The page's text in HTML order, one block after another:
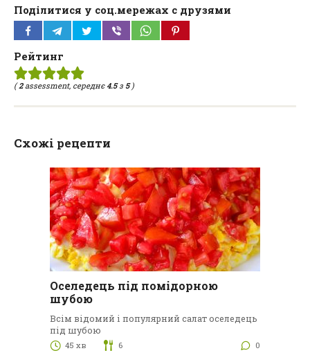
Поділитися у соц.мережах с друзями
Рейтинг
(2assessment, середнє4.5з 5)
Схожі рецепти
Оселедець під помідорною
шубою
Всім відомий і популярний салат оселедець
під шубою
45 хв 6 0